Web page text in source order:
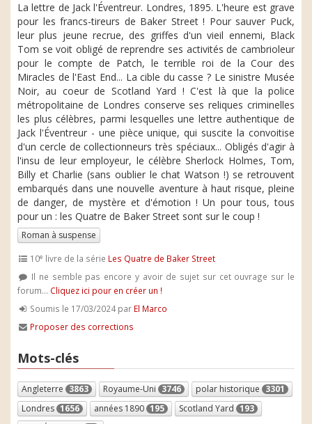
La lettre de Jack l'Éventreur. Londres, 1895. L'heure est grave
pour les francs-tireurs de Baker Street ! Pour sauver Puck,
leur plus jeune recrue, des griffes d'un vieil ennemi, Black
Tom se voit obligé de reprendre ses activités de cambrioleur
pour le compte de Patch, le terrible roi de la Cour des
Miracles de l'East End... La cible du casse ? Le sinistre Musée
Noir, au coeur de Scotland Yard ! C'est là que la police
métropolitaine de Londres conserve ses reliques criminelles
les plus célèbres, parmi lesquelles une lettre authentique de
Jack l'Éventreur - une pièce unique, qui suscite la convoitise
d'un cercle de collectionneurs très spéciaux... Obligés d'agir à
l'insu de leur employeur, le célèbre Sherlock Holmes, Tom,
Billy et Charlie (sans oublier le chat Watson !) se retrouvent
embarqués dans une nouvelle aventure à haut risque, pleine
de danger, de mystère et d'émotion ! Un pour tous, tous
pour un : les Quatre de Baker Street sont sur le coup !
Roman à suspense
10e livre de la série Les Quatre de Baker Street
Il ne semble pas encore y avoir de sujet sur cet ouvrage sur le
forum... Cliquez ici pour en créer un !
Soumis le 17/03/2024 par El Marco
Proposer des corrections
Mots-clés
Angleterre 3863 Royaume-Uni 3746 polar historique 3301
Londres 1656 années 1890 195 Scotland Yard 193